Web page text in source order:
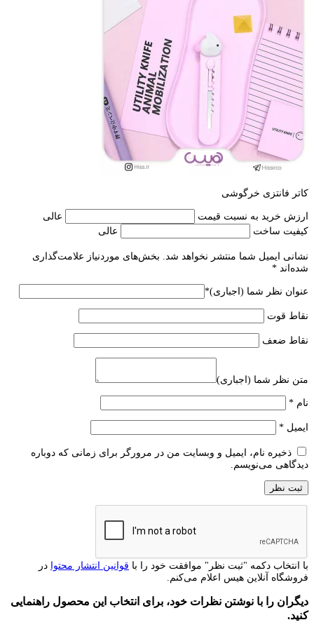
کاتر فانتزی خرگوشی
ارزش خرید به نسبت قیمت
عالی
کیفیت ساخت
عالی
نشانی ایمیل شما منتشر نخواهد شد.
بخش‌های موردنیاز علامت‌گذاری
شده‌اند *
عنوان نظر شما (اجباری)*
نقاط قوت
نقاط ضعف
متن نظر شما (اجباری)
نام *
ایمیل *
ذخیره نام، ایمیل و وبسایت من در مرورگر برای زمانی که دوباره
دیدگاهی می‌نویسم.
با انتخاب دکمه "ثبت نظر" موافقت خود را با قوانین انتشار محتوا در
فروشگاه آنلاین هیس اعلام می‌کنم.
دیگران را با نوشتن نظرات خود، برای انتخاب این محصول راهنمایی
کنید.